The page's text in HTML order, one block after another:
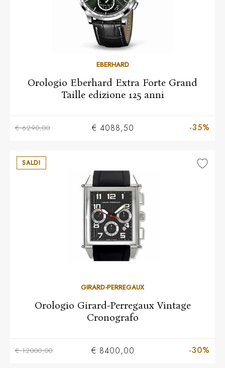
EBERHARD
Orologio Eberhard Extra Forte Grand
Taille edizione 125 anni
€ 6290,00 € 4088,50 -35%
SALDI
GIRARD-PERREGAUX
Orologio Girard-Perregaux Vintage
Cronografo
€ 12000,00 € 8400,00 -30%